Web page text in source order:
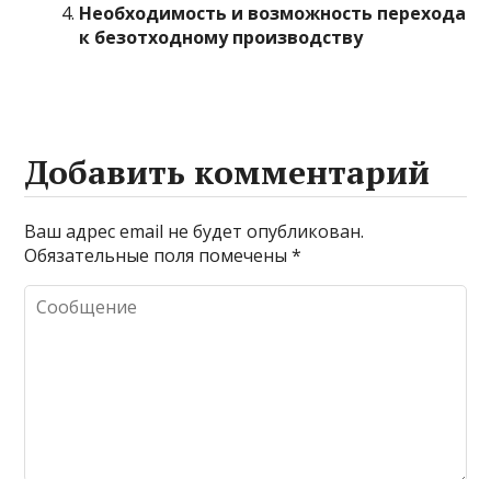
Необходимость и возможность перехода
к безотходному производству
Добавить комментарий
Ваш адрес email не будет опубликован.
Обязательные поля помечены*